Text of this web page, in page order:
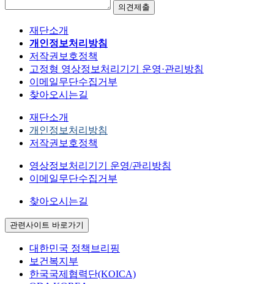
재단소개
개인정보처리방침
저작권보호정책
고정형 영상정보처리기기 운영·관리방침
이메일무단수집거부
찾아오시는길
재단소개
개인정보처리방침
저작권보호정책
영상정보처리기기 운영/관리방침
이메일무단수집거부
찾아오시는길
관련사이트 바로가기
대한민국 정책브리핑
보건복지부
한국국제협력단(KOICA)